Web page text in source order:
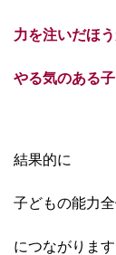
力を注いだほう
やる気のある
結果的に
子どもの能力
につながります